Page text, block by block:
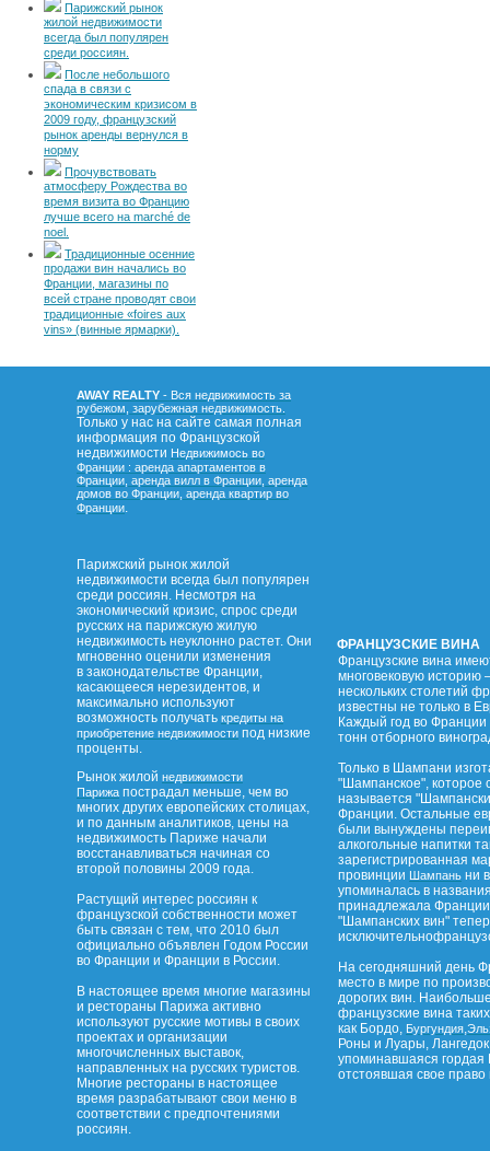
Парижский рынок
жилой недвижимости
всегда был популярен
среди россиян.
После небольшого
спада в связи с
экономическим кризисом в
2009 году, французский
рынок аренды вернулся в
норму
Прочувствовать
атмосферу Рождества во
время визита во Францию
лучше всего на marché de
noel.
Традиционные осенние
продажи вин начались во
Франции, магазины по
всей стране проводят свои
традиционные «foires aux
vins» (винные ярмарки).
AWAY REALTY - Вся недвижимость за
рубежом, зарубежная недвижимость.
Только у нас на сайте самая полная
информация по Французской
недвижимости Недвижимось во
Франции : аренда апартаментов в
Франции, аренда вилл в Франции, аренда
домов во Франции, аренда квартир во
Франции.
Парижский рынок жилой
недвижимости всегда был популярен
среди россиян. Несмотря на
экономический кризис, спрос среди
русских на парижскую жилую
недвижимость неуклонно растет. Они
мгновенно оценили изменения
в законодательстве Франции,
касающееся нерезидентов, и
максимально используют
возможность получать кредиты на
приобретение недвижимости под низкие
проценты.
Рынок жилой недвижимости
Парижа пострадал меньше, чем во
многих других европейских столицах,
и по данным аналитиков, цены на
недвижимость Париже начали
восстанавливаться начиная со
второй половины 2009 года.
Растущий интерес россиян к
французской собственности может
быть связан с тем, что 2010 был
официально объявлен Годом России
во Франции и Франции в России.
В настоящее время многие магазины
и рестораны Парижа активно
используют русские мотивы в своих
проектах и организации
многочисленных выставок,
направленных на русских туристов.
Многие рестораны в настоящее
время разрабатывают свои меню в
соответствии с предпочтениями
россиян.
ФРАНЦУЗСКИЕ ВИНА
Французские вина
многовековую историю
нескольких столетий
известны не только в
Каждый год во
тонн отборного
Только в Шампани
"Шампанское", которое
называется
Франции. Остальные
были вынуждены
алкогольные напитки
зарегистрированная
провинции Шампань ни
упоминалась в
принадлежала
"Шампанских вин"
На сегодняшний день
место в мире по
дорогих вин.
французские вина
как Бордо, Бургундия,
Роны и Луары,
упоминавшаяся
отстоявшая свое право